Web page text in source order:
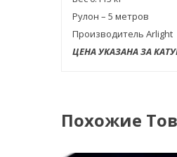
Рулон – 5 метров
Производитель Arlight
ЦЕНА УКАЗАНА ЗА
Похожие